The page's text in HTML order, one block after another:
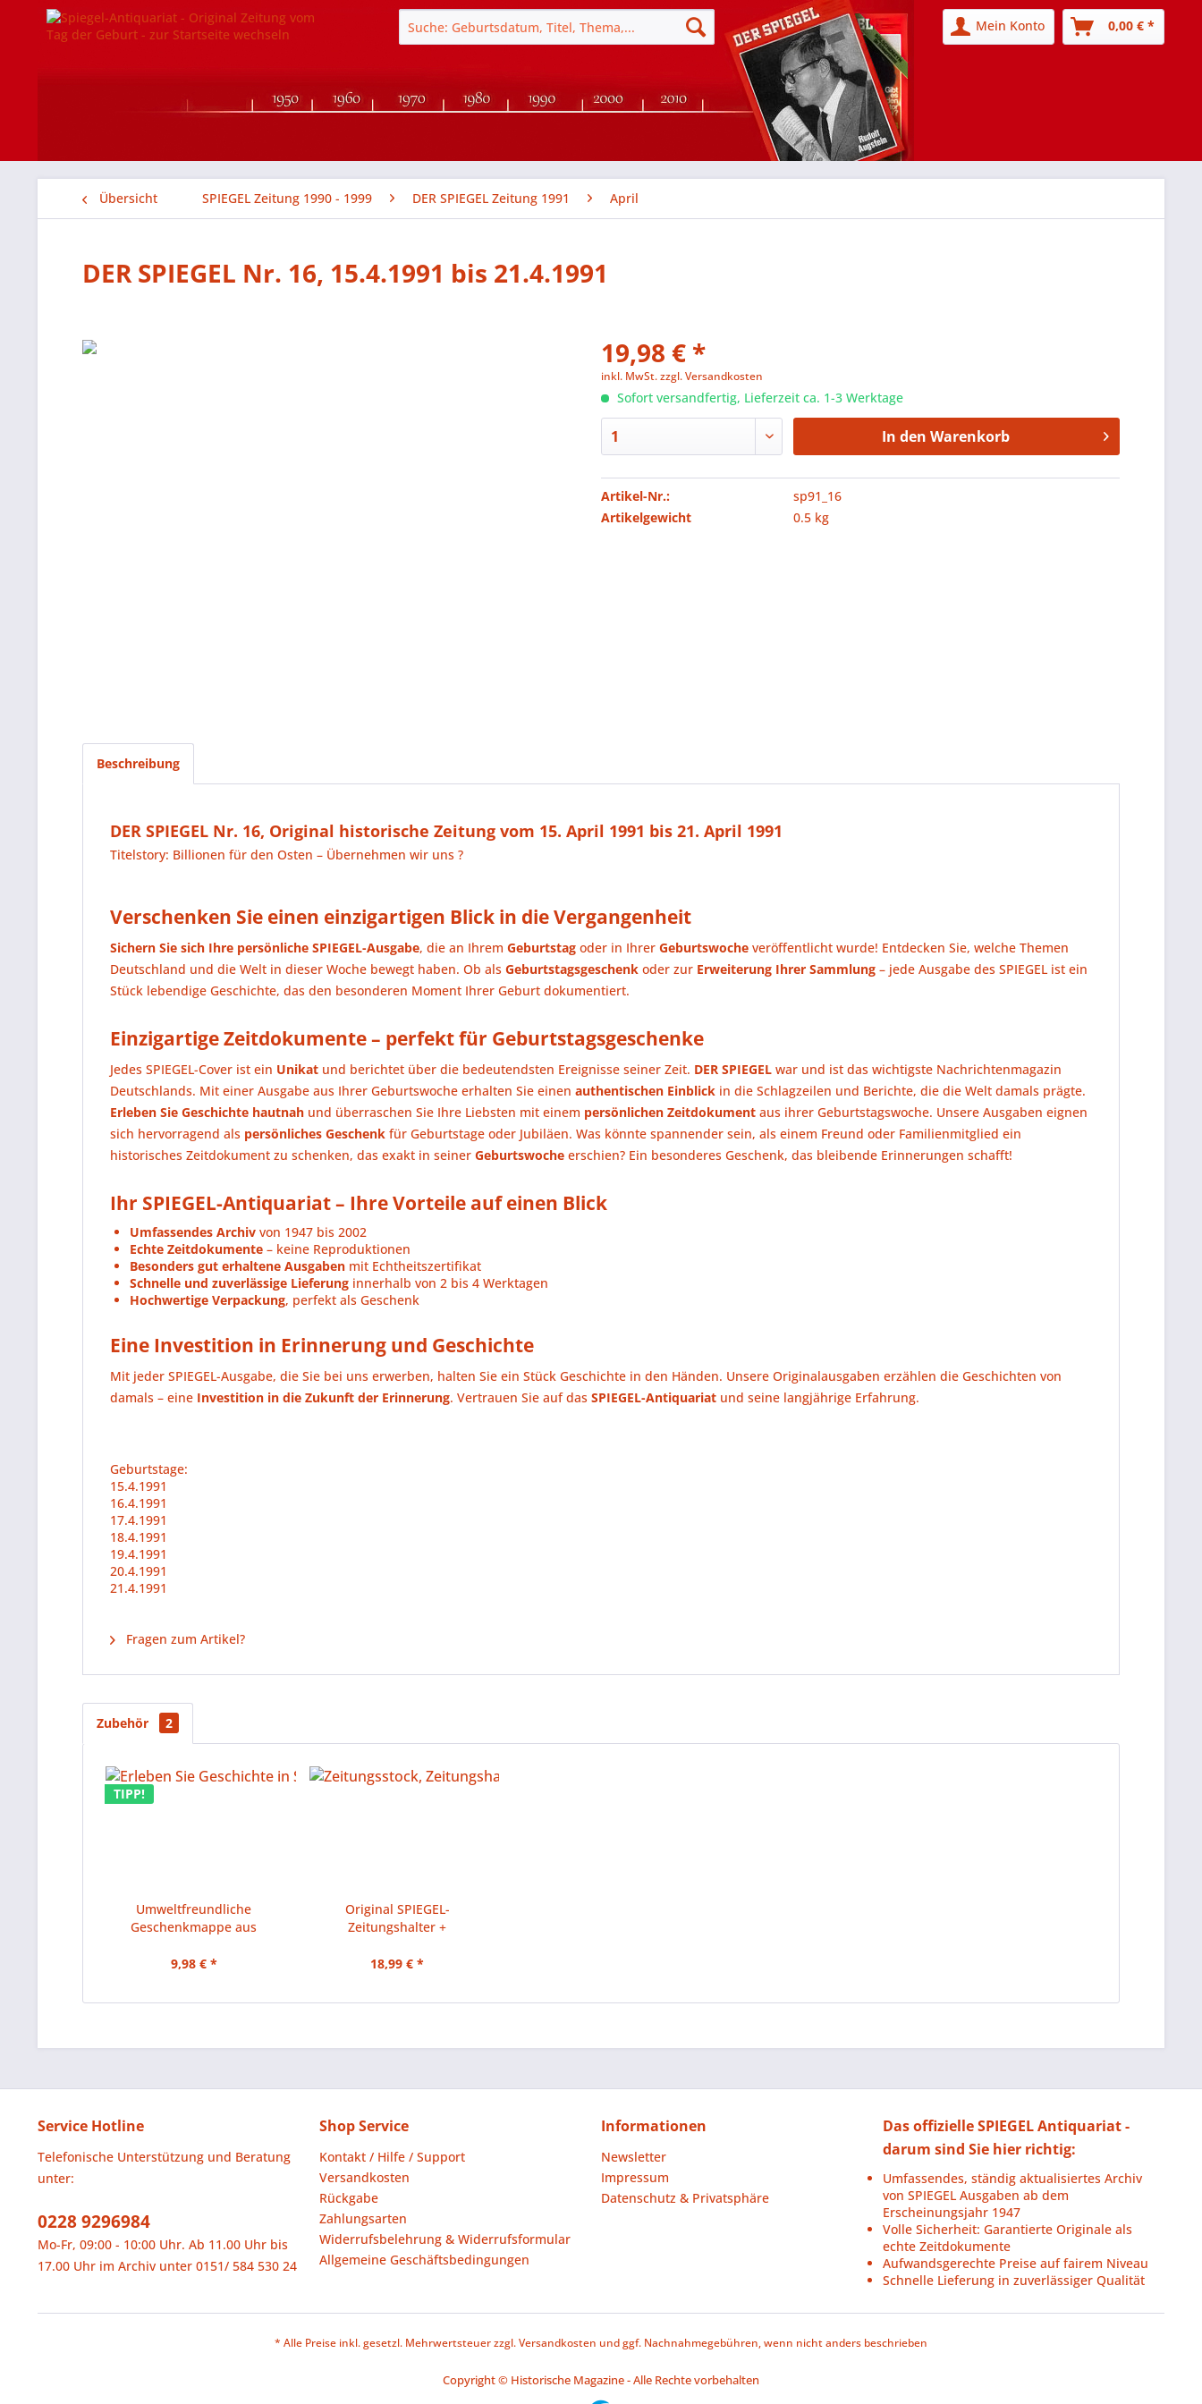
Mein Konto 0,00 € *
Übersicht SPIEGEL Zeitung 1990 - 1999 DER SPIEGEL Zeitung 1991 April
DER SPIEGEL Nr. 16, 15.4.1991 bis 21.4.1991
19,98 € *
inkl. MwSt.zzgl. Versandkosten
Sofort versandfertig, Lieferzeit ca. 1-3 Werktage
In den Warenkorb
Artikel-Nr.:
sp91_16
Artikelgewicht
0.5 kg
Beschreibung
DER SPIEGEL Nr. 16, Original historische Zeitung vom 15. April 1991 bis 21. April 1991
Titelstory: Billionen für den Osten – Übernehmen wir uns ?
Verschenken Sie einen einzigartigen Blick in die Vergangenheit
Sichern Sie sich Ihre persönliche SPIEGEL-Ausgabe, die an Ihrem Geburtstag oder in Ihrer Geburtswoche veröffentlicht wurde! Entdecken Sie, welche Themen
Deutschland und die Welt in dieser Woche bewegt haben. Ob als Geburtstagsgeschenk oder zur Erweiterung Ihrer Sammlung – jede Ausgabe des SPIEGEL ist ein
Stück lebendige Geschichte, das den besonderen Moment Ihrer Geburt dokumentiert.
Einzigartige Zeitdokumente – perfekt für Geburtstagsgeschenke
Jedes SPIEGEL-Cover ist ein Unikat und berichtet über die bedeutendsten Ereignisse seiner Zeit. DER SPIEGEL war und ist das wichtigste Nachrichtenmagazin
Deutschlands. Mit einer Ausgabe aus Ihrer Geburtswoche erhalten Sie einen authentischen Einblick in die Schlagzeilen und Berichte, die die Welt damals prägte.
Erleben Sie Geschichte hautnah und überraschen Sie Ihre Liebsten mit einem persönlichen Zeitdokument aus ihrer Geburtstagswoche. Unsere Ausgaben eignen
sich hervorragend als persönliches Geschenk für Geburtstage oder Jubiläen. Was könnte spannender sein, als einem Freund oder Familienmitglied ein
historisches Zeitdokument zu schenken, das exakt in seiner Geburtswoche erschien? Ein besonderes Geschenk, das bleibende Erinnerungen schafft!
Ihr SPIEGEL-Antiquariat – Ihre Vorteile auf einen Blick
Umfassendes Archiv von 1947 bis 2002
Echte Zeitdokumente – keine Reproduktionen
Besonders gut erhaltene Ausgaben mit Echtheitszertifikat
Schnelle und zuverlässige Lieferung innerhalb von 2 bis 4 Werktagen
Hochwertige Verpackung, perfekt als Geschenk
Eine Investition in Erinnerung und Geschichte
Mit jeder SPIEGEL-Ausgabe, die Sie bei uns erwerben, halten Sie ein Stück Geschichte in den Händen. Unsere Originalausgaben erzählen die Geschichten von
damals – eine Investition in die Zukunft der Erinnerung. Vertrauen Sie auf das SPIEGEL-Antiquariat und seine langjährige Erfahrung.
Geburtstage:
15.4.1991
16.4.1991
17.4.1991
18.4.1991
19.4.1991
20.4.1991
21.4.1991
Fragen zum Artikel?
Zubehör 2
TIPP!
Umweltfreundliche
Geschenkmappe aus
9,98 € *
Original SPIEGEL-
Zeitungshalter +
18,99 € *
Service Hotline
Telefonische Unterstützung und Beratung
unter:
0228 9296984
Mo-Fr, 09:00 - 10:00 Uhr. Ab 11.00 Uhr bis
17.00 Uhr im Archiv unter 0151/ 584 530 24
Shop Service
Kontakt / Hilfe / Support
Versandkosten
Rückgabe
Zahlungsarten
Widerrufsbelehrung & Widerrufsformular
Allgemeine Geschäftsbedingungen
Informationen
Newsletter
Impressum
Datenschutz & Privatsphäre
Das offizielle SPIEGEL Antiquariat -
darum sind Sie hier richtig:
Umfassendes, ständig aktualisiertes Archiv
von SPIEGEL Ausgaben ab dem
Erscheinungsjahr 1947
Volle Sicherheit: Garantierte Originale als
echte Zeitdokumente
Aufwandsgerechte Preise auf fairem Niveau
Schnelle Lieferung in zuverlässiger Qualität
* Alle Preise inkl. gesetzl. Mehrwertsteuer zzgl.Versandkosten und ggf. Nachnahmegebühren, wenn nicht anders beschrieben
Copyright © Historische Magazine - Alle Rechte vorbehalten